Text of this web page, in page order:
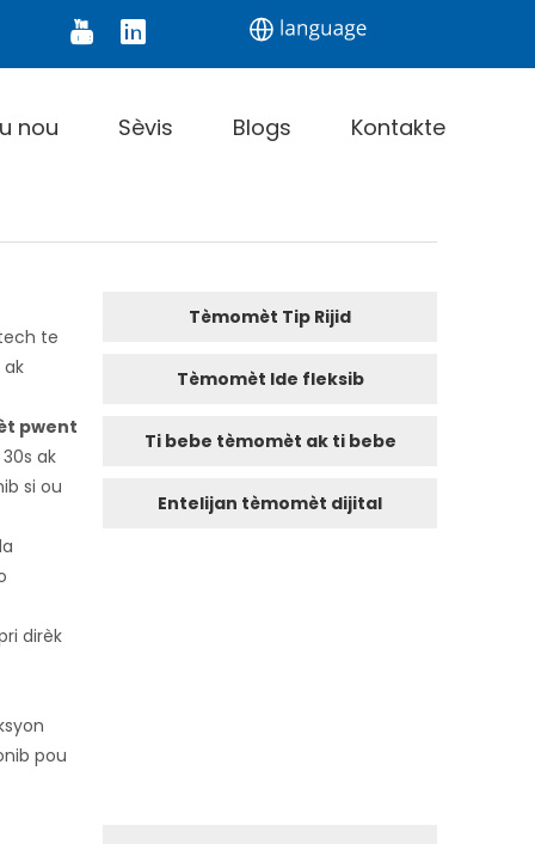
Digital Thermometer Infrared Thermometer
nou Sèvis Blogs Kontakte
te
ak
pwent
ak
si ou
dirèk
pou
Tèmomèt Tip Rijid
Tèmomèt Ide fleksib
Ti bebe tèmomèt ak ti bebe
Entelijan tèmomèt dijital